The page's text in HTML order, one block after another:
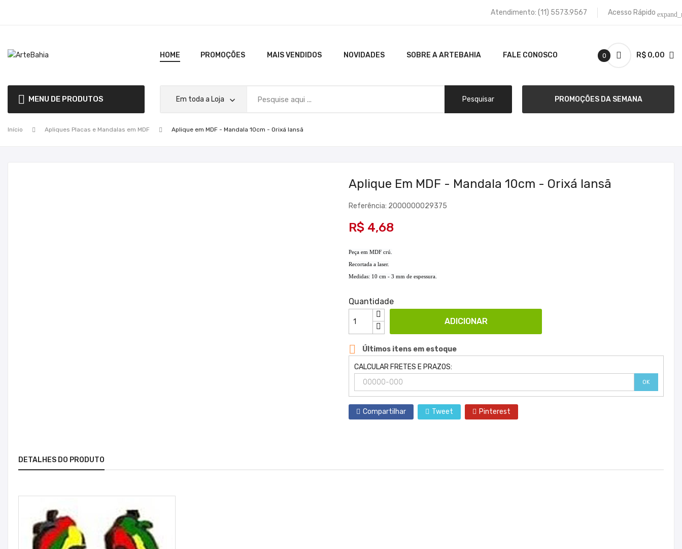
Acesso Rápido
Atendimento: (11) 5573.9567
HOME PROMOÇÕES MAIS VENDIDOS NOVIDADES SOBRE A ARTEBAHIA FALE CONOSCO 0 R$ 0,00
MENU DE PRODUTOS Pesquisar PROMOÇÕES DA SEMANA
Início Apliques Placas e Mandalas em MDF Aplique em MDF - Mandala 10cm - Orixá Iansã
Aplique Em MDF - Mandala 10cm - Orixá Iansã
Referência: 2000000029375
R$ 4,68
Peça em MDF crú.
Recortada a laser.
Medidas: 10 cm - 3 mm de espessura.
Quantidade
ADICIONAR
 Últimos itens em estoque
CALCULAR FRETES E PRAZOS:
OK
Compartilhar Tweet Pinterest
DETALHES DO PRODUTO